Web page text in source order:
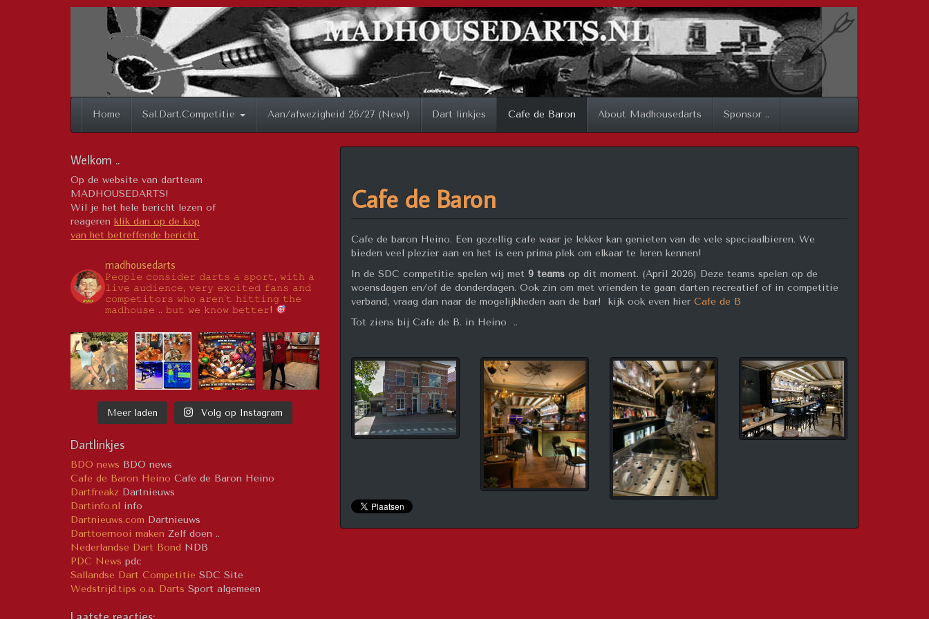
Home Sal.Dart.Competitie Aan/afwezigheid 26/27 (New!) Dart linkjes Cafe de Baron About Madhousedarts Sponsor ..
Cafe de Baron
Cafe de baron Heino. Een gezellig cafe waar je lekker kan genieten van de vele speciaalbieren. We
bieden veel plezier aan en het is een prima plek om elkaar te leren kennen!
In de SDC competitie spelen wij met 9 teams op dit moment. (April 2026) Deze teams spelen op de
woensdagen en/of de donderdagen. Ook zin om met vrienden te gaan darten recreatief of in competitie
verband, vraag dan naar de mogelijkheden aan de bar! kijk ook even hier Cafe de B
Tot ziens bij Cafe de B. in Heino ..
Welkom ..
Op de website van dartteam
MADHOUSEDARTS!
Wil je het hele bericht lezen of
reageren klik dan op de kop
van het betreffende bericht.
madhousedarts
𝙿𝚎𝚘𝚙𝚕𝚎 𝚌𝚘𝚗𝚜𝚒𝚍𝚎𝚛 𝚍𝚊𝚛𝚝𝚜 𝚊 𝚜𝚙𝚘𝚛𝚝, 𝚠𝚒𝚝𝚑 𝚊
𝚕𝚒𝚟𝚎 𝚊𝚞𝚍𝚒𝚎𝚗𝚌𝚎, 𝚟𝚎𝚛𝚢 𝚎𝚡𝚌𝚒𝚝𝚎𝚍 𝚏𝚊𝚗𝚜 𝚊𝚗𝚍
𝚌𝚘𝚖𝚙𝚎𝚝𝚒𝚝𝚘𝚛𝚜 𝚠𝚑𝚘 𝚊𝚛𝚎𝚗`𝚝 𝚑𝚒𝚝𝚝𝚒𝚗𝚐 𝚝𝚑𝚎
𝚖𝚊𝚍𝚑𝚘𝚞𝚜𝚎 .. 𝚋𝚞𝚝 𝚠𝚎 𝚔𝚗𝚘𝚠 𝚋𝚎𝚝𝚝𝚎𝚛!
Meer laden Volg op Instagram
Dartlinkjes
BDO news BDO news
Cafe de Baron Heino Cafe de Baron Heino
Dartfreakz Dartnieuws
Dartinfo.nl info
Dartnieuws.com Dartnieuws
Darttoernooi maken Zelf doen ..
Nederlandse Dart Bond NDB
PDC News pdc
Sallandse Dart Competitie SDC Site
Wedstrijd.tips o.a. Darts Sport algemeen